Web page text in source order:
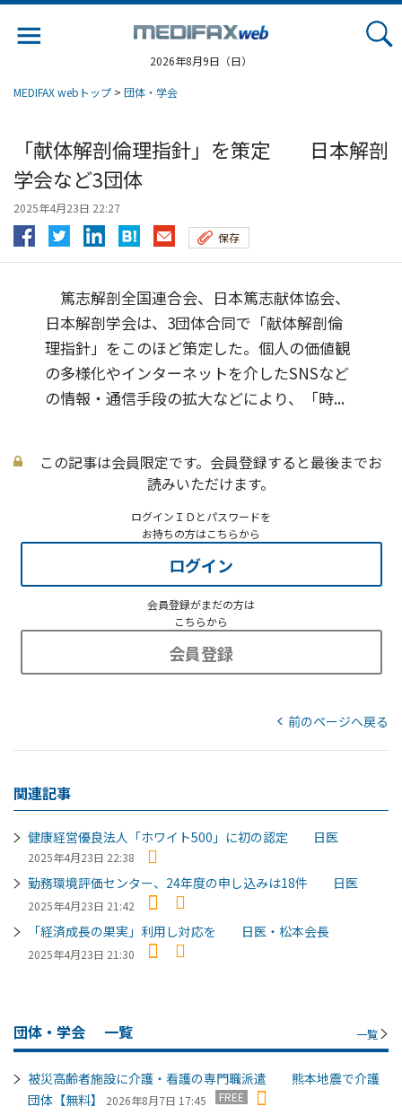
2026年8月9日（日）
MEDIFAX webトップ > 団体・学会
「献体解剖倫理指針」を策定 日本解剖
学会など3団体
2025年4月23日 22:27
保存
篤志解剖全国連合会、日本篤志献体協会、
日本解剖学会は、3団体合同で「献体解剖倫
理指針」をこのほど策定した。個人の価値観
の多様化やインターネットを介したSNSなど
の情報・通信手段の拡大などにより、「時...
この記事は会員限定です。会員登録すると最後までお
読みいただけます。
ログインＩＤとパスワードを
お持ちの方はこちらから
ログイン
会員登録がまだの方は
こちらから
会員登録
前のページへ戻る
関連記事
健康経営優良法人「ホワイト500」に初の認定 日医
2025年4月23日 22:38
勤務環境評価センター、24年度の申し込みは18件 日医
2025年4月23日 21:42
「経済成長の果実」利用し対応を 日医・松本会長
2025年4月23日 21:30
団体・学会 一覧 一覧
被災高齢者施設に介護・看護の専門職派遣 熊本地震で介護
団体【無料】
2026年8月7日 17:45 FREE